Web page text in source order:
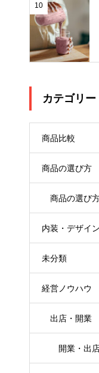
10
カテゴリー
商品比較
商品の選び方
商品の選び
内装・デザイン
未分類
経営ノウハウ
出店・開業
開業・出